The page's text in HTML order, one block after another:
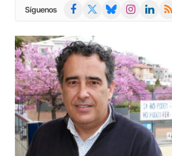
Síguenos Facebook BlueskyInstagramLinkedIn
RSS